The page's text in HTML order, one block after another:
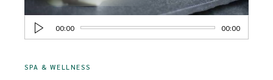
Audio
Player
00:00 00:00
SPA & WELLNESS